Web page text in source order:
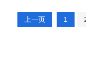
上一页 1